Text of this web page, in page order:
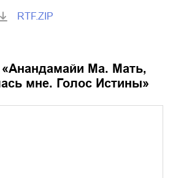
RTF.ZIP
Анандамайи Ма. Мать,
мне. Голос Истины»